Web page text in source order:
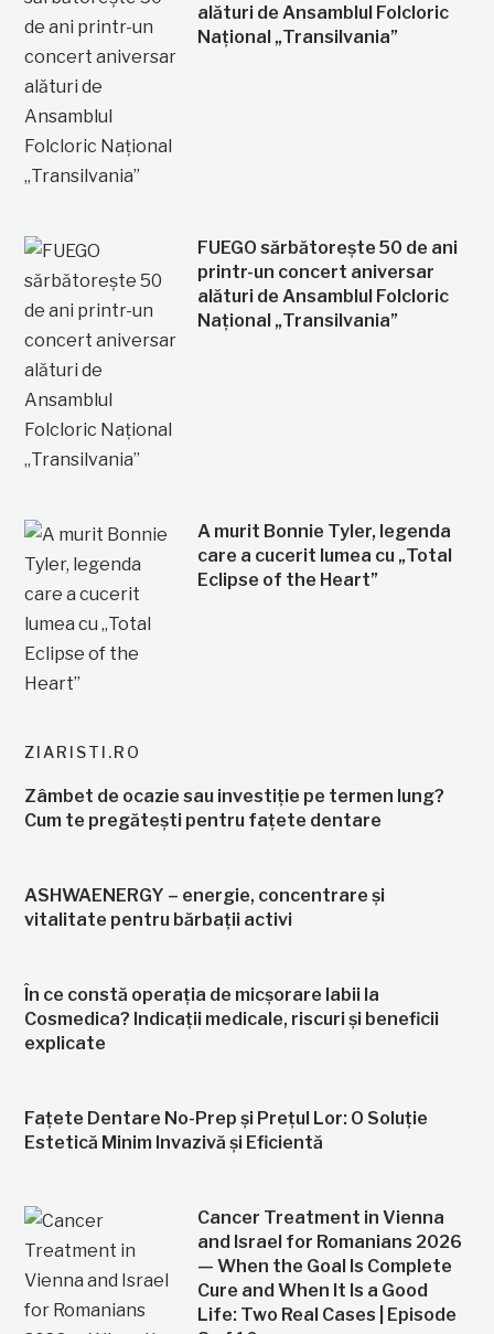
alături de Ansamblul Folcloric
Național „Transilvania”
FUEGO sărbătorește 50 de ani
printr-un concert aniversar
alături de Ansamblul Folcloric
Național „Transilvania”
A murit Bonnie Tyler, legenda
care a cucerit lumea cu „Total
Eclipse of the Heart”
ZIARISTI.RO
Zâmbet de ocazie sau investiție pe termen lung?
Cum te pregătești pentru fațete dentare
ASHWAENERGY – energie, concentrare și
vitalitate pentru bărbații activi
În ce constă operația de micșorare labii la
Cosmedica? Indicații medicale, riscuri și beneficii
explicate
Fațete Dentare No-Prep și Prețul Lor: O Soluție
Estetică Minim Invazivă și Eficientă
Cancer Treatment in Vienna
and Israel for Romanians 2026
— When the Goal Is Complete
Cure and When It Is a Good
Life: Two Real Cases | Episode